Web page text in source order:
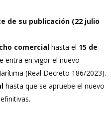
de su publicación (22 julio
comercial hasta el 15 de
entra en vigor el nuevo
(Real Decreto 186/2023).
hasta que se apruebe el nuevo